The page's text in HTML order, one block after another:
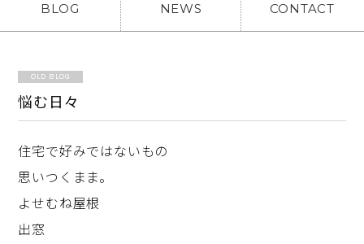
BLOG NEWS CONTACT
OLD BLOG
悩む日々
住宅で好みではないもの
思いつくまま。
よせむね屋根
出窓